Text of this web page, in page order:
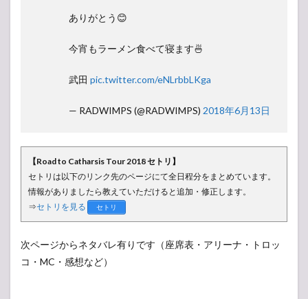
ありがとう😊
今宵もラーメン食べて寝ます🍜
武田 pic.twitter.com/eNLrbbLKga
— RADWIMPS (@RADWIMPS) 2018年6月13日
【Road to Catharsis Tour 2018 セトリ】
セトリは以下のリンク先のページにて全日程分をまとめています。
情報がありましたら教えていただけると追加・修正します。
⇒セトリを見る セトリ
次ページからネタバレ有りです（座席表・アリーナ・トロッ
コ・MC・感想など）